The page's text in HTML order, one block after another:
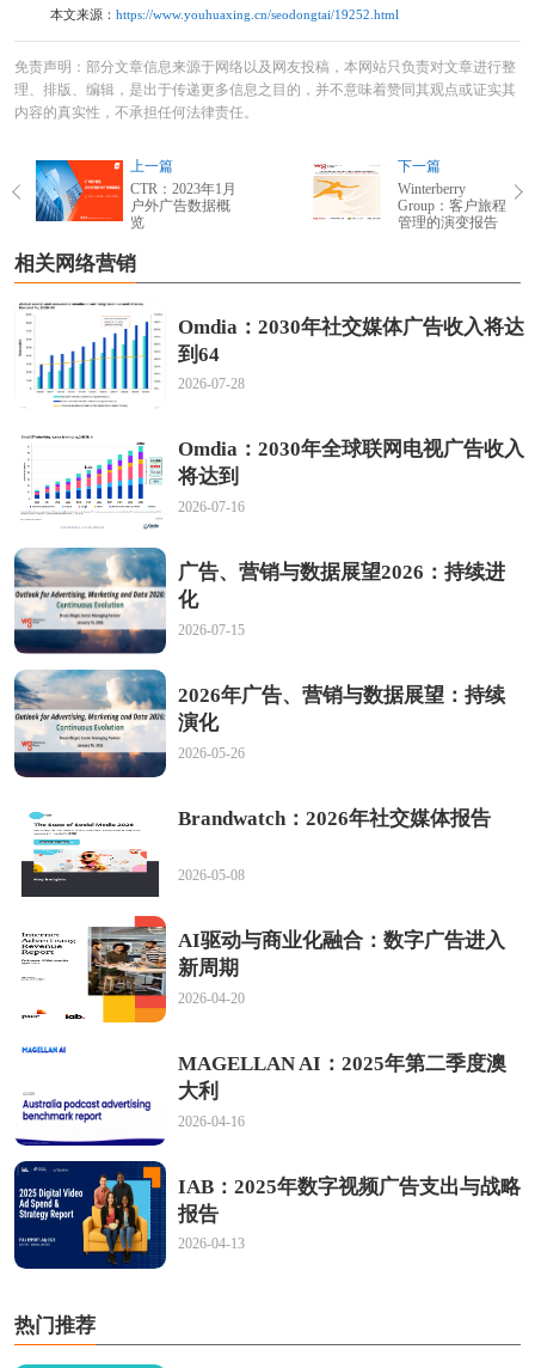
本文来源： https://www.youhuaxing.cn/seodongtai/19252.html
免责声明：部分文章信息来源于网络以及网友投稿，本网站只负责对文章进行整
理、排版、编辑，是出于传递更多信息之目的，并不意味着赞同其观点或证实其
内容的真实性，不承担任何法律责任。
上一篇
CTR：2023年1月
户外广告数据概
览
下一篇
Winterberry
Group：客户旅程
管理的演变报告
相关网络营销
Omdia：2030年社交媒体广告收入将达
到64
2026-07-28
Omdia：2030年全球联网电视广告收入
将达到
2026-07-16
广告、营销与数据展望2026：持续进
化
2026-07-15
2026年广告、营销与数据展望：持续
演化
2026-05-26
Brandwatch：2026年社交媒体报告
2026-05-08
AI驱动与商业化融合：数字广告进入
新周期
2026-04-20
MAGELLAN AI：2025年第二季度澳
大利
2026-04-16
IAB：2025年数字视频广告支出与战略
报告
2026-04-13
热门推荐